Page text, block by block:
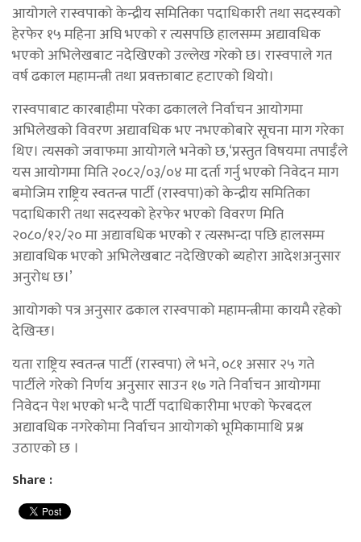
आयोगले रास्वपाको केन्द्रीय समितिका पदाधिकारी तथा सदस्यको
हेरफेर १५ महिना अघि भएको र त्यसपछि हालसम्म अद्यावधिक
भएको अभिलेखबाट नदेखिएको उल्लेख गरेको छ। रास्वपाले गत
वर्ष ढकाल महामन्त्री तथा प्रवक्ताबाट हटाएको थियो।
रास्वपाबाट कारबाहीमा परेका ढकालले निर्वाचन आयोगमा
अभिलेखको विवरण अद्यावधिक भए नभएकोबारे सूचना माग गरेका
थिए। त्यसको जवाफमा आयोगले भनेको छ,‘प्रस्तुत विषयमा तपाईँले
यस आयोगमा मिति २०८२/०३/०४ मा दर्ता गर्नु भएको निवेदन माग
बमोजिम राष्ट्रिय स्वतन्त्र पार्टी (रास्वपा)को केन्द्रीय समितिका
पदाधिकारी तथा सदस्यको हेरफेर भएको विवरण मिति
२०८०/१२/२० मा अद्यावधिक भएको र त्यसभन्दा पछि हालसम्म
अद्यावधिक भएको अभिलेखबाट नदेखिएको ब्यहोरा आदेशअनुसार
अनुरोध छ।’
आयोगको पत्र अनुसार ढकाल रास्वपाको महामन्त्रीमा कायमै रहेको
देखिन्छ।
यता राष्ट्रिय स्वतन्त्र पार्टी (रास्वपा) ले भने, ०८१ असार २५ गते
पार्टीले गरेको निर्णय अनुसार साउन १७ गते निर्वाचन आयोगमा
निवेदन पेश भएको भन्दै पार्टी पदाधिकारीमा भएको फेरबदल
अद्यावधिक नगरेकोमा निर्वाचन आयोगको भूमिकामाथि प्रश्न
उठाएको छ ।
Share :